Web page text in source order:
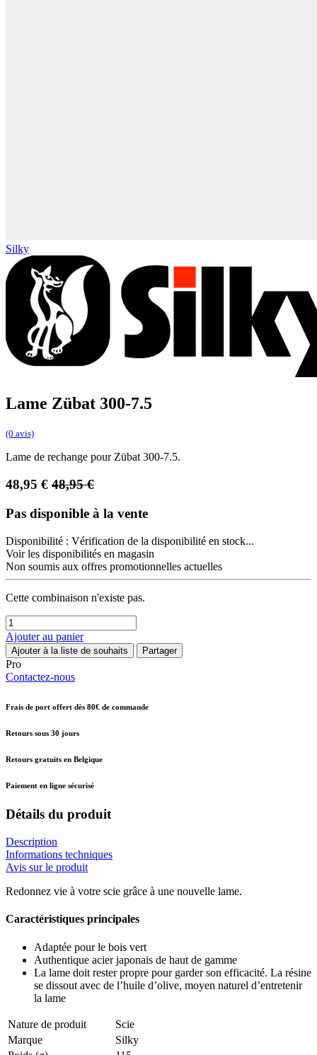
Silky
Lame Zübat 300-7.5
(0 avis)
Lame de rechange pour Zübat 300-7.5.
48,95 € 48,95€
Pas disponible à la vente
Disponibilité : Vérification de la disponibilité en stock...
Voir les disponibilités en magasin
Non soumis aux offres promotionnelles actuelles
Cette combinaison n'existe pas.
Ajouter au panier
Ajouter à la liste de souhaits Partager
Pro
Contactez-nous
Frais de port offert dès 80€ de commande
Retours sous 30 jours
Retours gratuits en Belgique
Paiement en ligne sécurisé
Détails du produit
Description
Informations techniques
Avis sur le produit
Redonnez vie à votre scie grâce à une nouvelle lame.
Caractéristiques principales
Adaptée pour le bois vert
Authentique acier japonais de haut de gamme
La lame doit rester propre pour garder son efficacité. La résine
se dissout avec de l’huile d’olive, moyen naturel d’entretenir
la lame
Nature de produit
Scie
Marque
Silky